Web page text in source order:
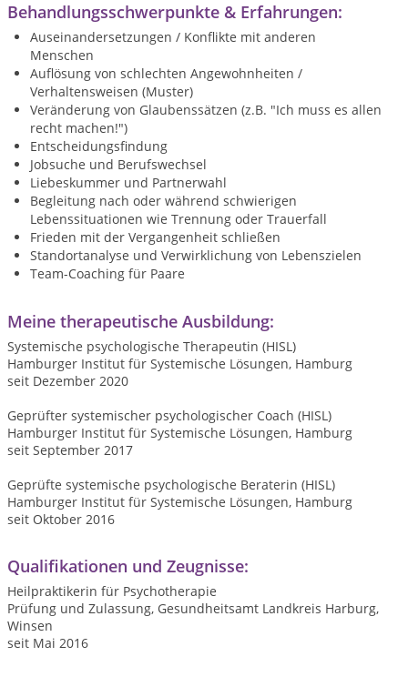
Behandlungsschwerpunkte & Erfahrungen:
Auseinandersetzungen / Konflikte mit anderen
Menschen
Auflösung von schlechten Angewohnheiten /
Verhaltensweisen (Muster)
Veränderung von Glaubenssätzen (z.B. "Ich muss es allen
recht machen!")
Entscheidungsfindung
Jobsuche und Berufswechsel
Liebeskummer und Partnerwahl
Begleitung nach oder während schwierigen
Lebenssituationen wie Trennung oder Trauerfall
Frieden mit der Vergangenheit schließen
Standortanalyse und Verwirklichung von Lebenszielen
Team-Coaching für Paare
Meine therapeutische Ausbildung:
Systemische psychologische Therapeutin (HISL)
Hamburger Institut für Systemische Lösungen, Hamburg
seit Dezember 2020
Geprüfter systemischer psychologischer Coach (HISL)
Hamburger Institut für Systemische Lösungen, Hamburg
seit September 2017
Geprüfte systemische psychologische Beraterin (HISL)
Hamburger Institut für Systemische Lösungen, Hamburg
seit Oktober 2016
Qualifikationen und Zeugnisse:
Heilpraktikerin für Psychotherapie
Prüfung und Zulassung, Gesundheitsamt Landkreis Harburg,
Winsen
seit Mai 2016